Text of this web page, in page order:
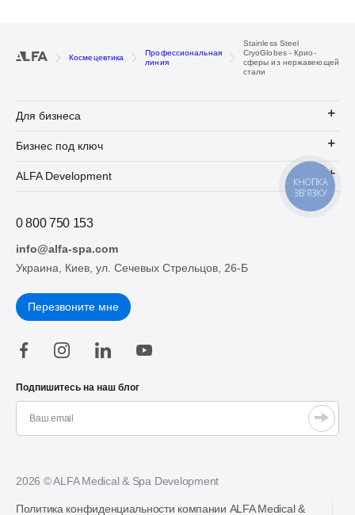
Космецевтика
Профессиональная
линия
Stainless Steel
CryoGlobes - Крио-
сферы из нержавеющей
стали
Для бизнеса
Бизнес под ключ
ALFA Development
0 800 750 153
info@alfa-spa.com
Украина, Киев, ул. Сечевых Стрельцов, 26-Б
Перезвоните мне
Подпишитесь на наш блог
2026 © ALFA Medical & Spa Development
Политика конфиденциальности компании ALFA Medical &
КНОПКА
ЗВ'ЯЗКУ